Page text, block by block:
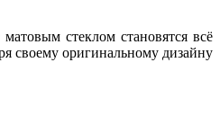
стеклом становятся всё
своему оригинальному дизайну